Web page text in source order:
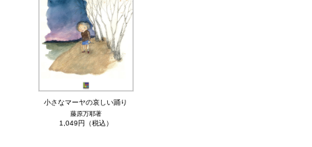
小さなマーヤの哀しい踊り
藤原万耶著
1,049円（税込）